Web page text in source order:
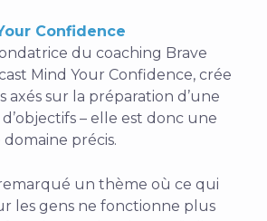
Confidence
du coaching Brave
Mind Your Confidence, crée
axés sur la préparation d’une
– elle est donc une
précis.
remarqué un thème où ce qui
les gens ne fonctionne plus